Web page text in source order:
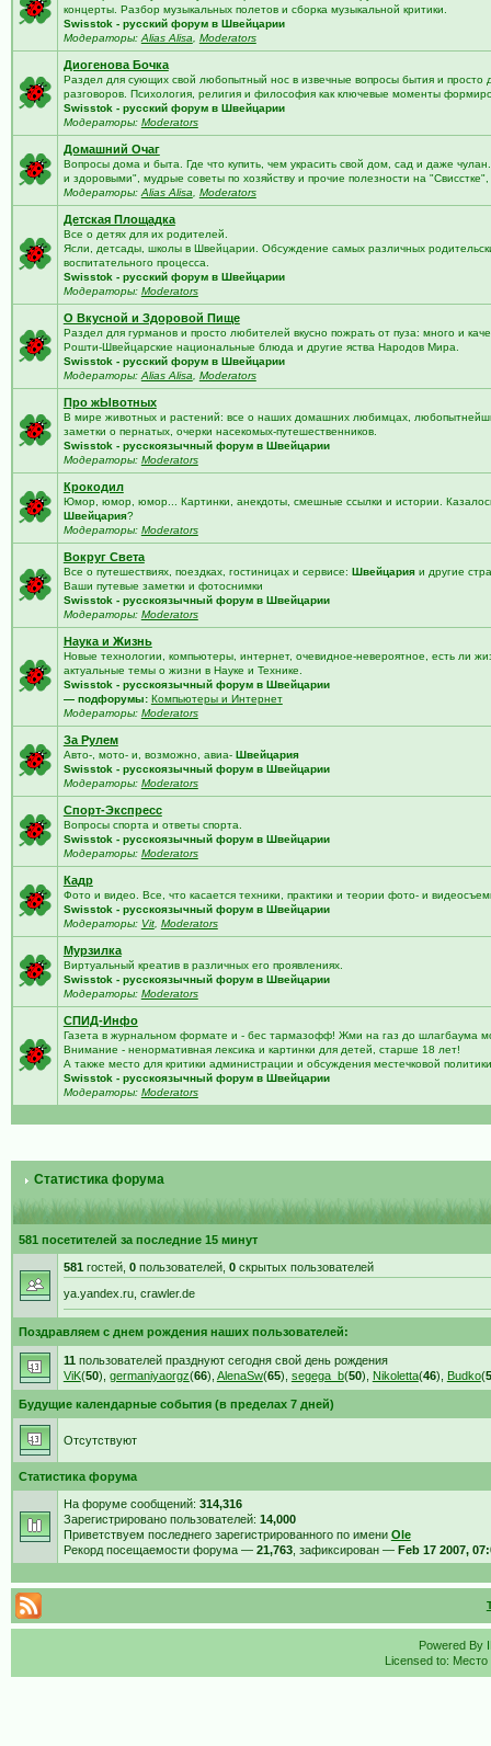
концерты. Разбор музыкальных полетов и сборка музыкальной критики.
Swisstok - русский форум в Швейцарии
Модераторы: Alias Alisa Moderators
Диогенова Бочка
Раздел для сующих свой любопытный нос в извечные вопросы бытия и просто
разговоров. Психология, религия и философия как ключевые моменты
Swisstok - русский форум в Швейцарии
Модераторы: Moderators
Домашний Очаг
Вопросы дома и быта. Где что купить, чем украсить свой дом, сад и даже
и здоровыми", мудрые советы по хозяйству и прочие полезности на "Свисстке",
Модераторы: Alias Alisa Moderators
Детская Площадка
Все о детях для их родителей.
Ясли, детсады, школы в Швейцарии. Обсуждение самых различных
воспитательного процесса.
Swisstok - русский форум в Швейцарии
Модераторы: Moderators
О Вкусной и Здоровой Пище
Раздел для гурманов и просто любителей вкусно пожрать от пуза: много и
Рошти-Швейцарские национальные блюда и другие яства Народов Мира.
Swisstok - русский форум в Швейцарии
Модераторы: Alias Alisa Moderators
Про жЫвотных
В мире животных и растений: все о наших домашних любимцах,
заметки о пернатых, очерки насекомых-путешественников.
Swisstok - русскоязычный форум в Швейцарии
Модераторы: Moderators
Крокодил
Юмор, юмор, юмор... Картинки, анекдоты, смешные ссылки и истории.
Швейцария?
Модераторы: Moderators
Вокруг Света
Все о путешествиях, поездках, гостиницах и сервисе: Швейцарияи другие
Ваши путевые заметки и фотоснимки
Swisstok - русскоязычный форум в Швейцарии
Модераторы: Moderators
Наука и Жизнь
Новые технологии, компьютеры, интернет, очевидное-невероятное, есть ли
актуальные темы о жизни в Науке и Технике.
Swisstok - русскоязычный форум в Швейцарии
— подфорумы: Компьютеры и Интернет
Модераторы: Moderators
За Рулем
Авто-, мото- и, возможно, авиа- Швейцария
Swisstok - русскоязычный форум в Швейцарии
Модераторы: Moderators
Спорт-Экспресс
Вопросы спорта и ответы спорта.
Swisstok - русскоязычный форум в Швейцарии
Модераторы: Moderators
Кадр
Фото и видео. Все, что касается техники, практики и теории фото- и
Swisstok - русскоязычный форум в Швейцарии
Модераторы: Vit, Moderators
Мурзилка
Виртуальный креатив в различных его проявлениях.
Swisstok - русскоязычный форум в Швейцарии
Модераторы: Moderators
СПИД-Инфо
Газета в журнальном формате и - бес тармазофф! Жми на газ до шлагбаума
Внимание - ненормативная лексика и картинки для детей, старше 18 лет!
А также место для критики администрации и обсуждения местечковой политики
Swisstok - русскоязычный форум в Швейцарии
Модераторы: Moderators
Статистика форума
581 посетителей за последние 15 минут
581 гостей, 0пользователей, 0скрытых пользователей
ya.yandex.ru, crawler.de
Поздравляем с днем рождения наших пользователей:
11 пользователей празднуют сегодня свой день рождения
ViK(50), germaniyaorgz(66), AlenaSw(65), segega_b(50), Nikoletta(46), Budko(
Будущие календарные события (в пределах 7 дней)
Отсутствуют
Статистика форума
На форуме сообщений: 314,316
Зарегистрировано пользователей: 14,000
Приветствуем последнего зарегистрированного по имени Ole
Рекорд посещаемости форума — 21,763, зафиксирован — Feb 17 2007,
Powered By
Licensed to: